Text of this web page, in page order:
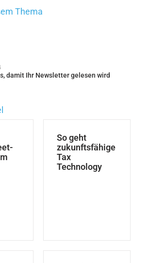
Thema
damit Ihr Newsletter gelesen wird
So geht
zukunftsfähige
Tax
Technology